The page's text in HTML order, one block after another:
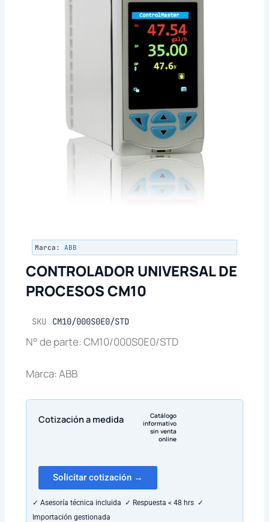
Marca: ABB
CONTROLADOR UNIVERSAL DE
PROCESOS CM10
SKU CM10/000S0E0/STD
N° de parte: CM10/000S0E0/STD
Marca: ABB
Cotización a medida
Catálogo
informativo
sin venta
online
Solicitar cotización →
✓ Asesoría técnica incluida ✓ Respuesta < 48 hrs ✓
Importación gestionada